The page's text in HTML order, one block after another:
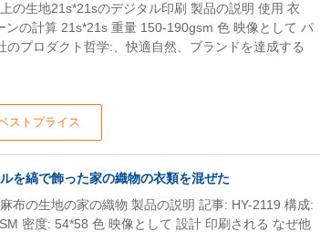
ストプライス
の生地21s*21sのデジタル印刷 製品の説明 使用 衣
ンの計算 21s*21s 重量 150-190gsm 色 映像として パ
のプロダクト哲学:、快適自然、ブランドを達成する
を縞で飾った家の織物の衣類を混ぜた
布の生地の家の織物 製品の説明 記事: HY-2119 構成:
密度: 54*58 色 映像として 設計 印刷される なぜ他